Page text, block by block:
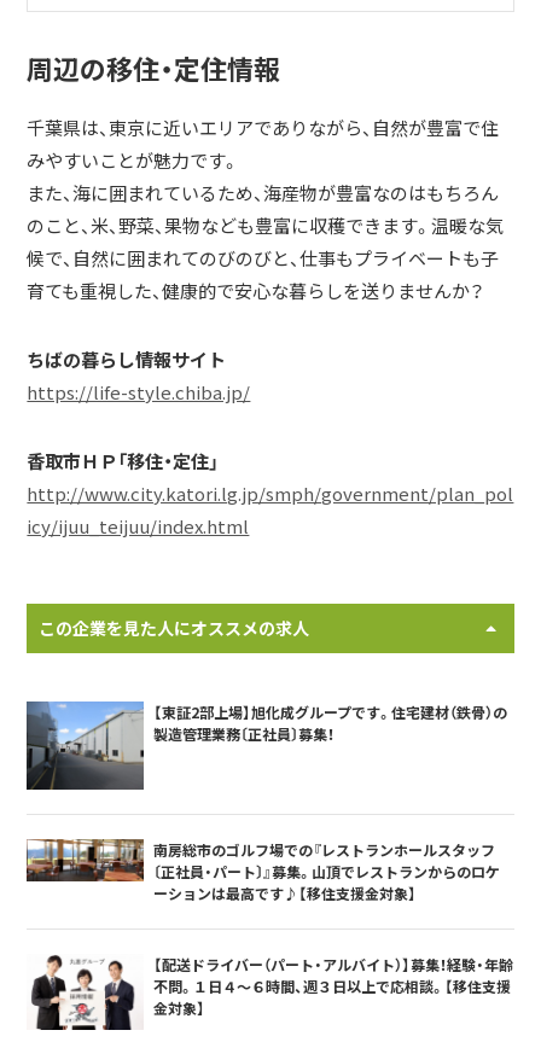
周辺の移住・定住情報
千葉県は、東京に近いエリアでありながら、自然が豊富で住
みやすいことが魅力です。
また、海に囲まれているため、海産物が豊富なのはもちろん
のこと、米、野菜、果物なども豊富に収穫できます。温暖な気
候で、自然に囲まれてのびのびと、仕事もプライベートも子
育ても重視した、健康的で安心な暮らしを送りませんか？
ちばの暮らし情報サイト
https://life-style.chiba.jp/
香取市ＨＰ「移住・定住」
http://www.city.katori.lg.jp/smph/government/plan_pol
icy/ijuu_teijuu/index.html
この企業を見た人にオススメの求人
【東証2部上場】旭化成グループです。住宅建材（鉄骨）の
製造管理業務〔正社員〕募集！
南房総市のゴルフ場での『レストランホールスタッフ
〔正社員・パート〕』募集。山頂でレストランからのロケ
ーションは最高です♪【移住支援金対象】
【配送ドライバー（パート・アルバイト）】募集！経験・年齢
不問。１日４～６時間、週３日以上で応相談。【移住支援
金対象】